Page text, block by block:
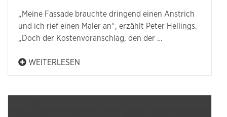
„Meine Fassade brauchte dringend einen Anstrich
und ich rief einen Maler an“, erzählt Peter Hellings.
„Doch der Kostenvoranschlag, den der …
WEITERLESEN